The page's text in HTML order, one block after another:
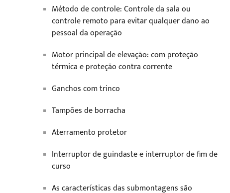
Método de controle: Controle da sala ou
controle remoto para evitar qualquer dano ao
pessoal da operação
Motor principal de elevação: com proteção
térmica e proteção contra corrente
Ganchos com trinco
Tampões de borracha
Aterramento protetor
Interruptor de guindaste e interruptor de fim de
curso
As características das submontagens são